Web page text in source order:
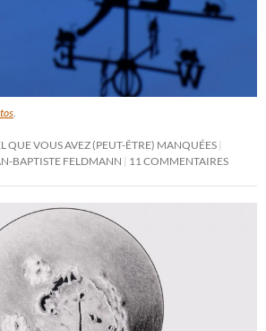
QUE VOUS AVEZ (PEUT-ÊTRE) MANQUÉES
BAPTISTE FELDMANN 11 COMMENTAIRES